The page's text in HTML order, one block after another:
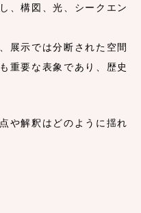
、構図、光、シークエン
展示では分断された空間
重要な表象であり、歴史
や解釈はどのように揺れ